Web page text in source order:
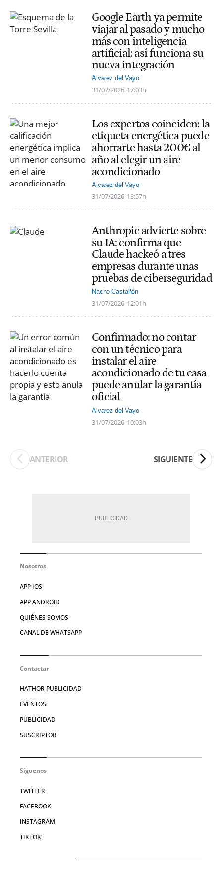
Google Earth ya permite
viajar al pasado y mucho
más con inteligencia
artificial: así funciona su
nueva integración
Alvarez del Vayo
31/07/2026 17:03h
Los expertos coinciden: la
etiqueta energética puede
ahorrarte hasta 200€ al
año al elegir un aire
acondicionado
Alvarez del Vayo
31/07/2026 13:57h
Anthropic advierte sobre
su IA: confirma que
Claude hackeó a tres
empresas durante unas
pruebas de ciberseguridad
Nacho Castañón
31/07/2026 12:01h
Confirmado: no contar
con un técnico para
instalar el aire
acondicionado de tu casa
puede anular la garantía
oficial
Alvarez del Vayo
31/07/2026 10:03h
ANTERIOR SIGUIENTE
Nosotros
APP IOS
APP ANDROID
QUIÉNES SOMOS
CANAL DE WHATSAPP
Contactar
HATHOR PUBLICIDAD
EVENTOS
PUBLICIDAD
SUSCRIPTOR
Síguenos
TWITTER
FACEBOOK
INSTAGRAM
TIKTOK